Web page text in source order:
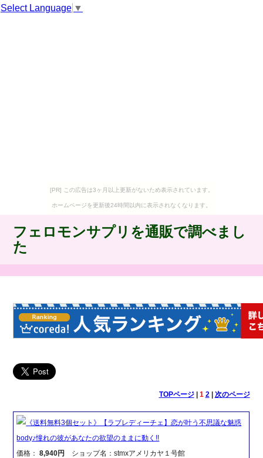
Select Language ▼
[PR] この広告は3ヶ月以上更新がないため表示されています。
ホームページを更新後24時間以内に表示されなくなります。
フェロモンサプリを通販で調べまし
た
TOPページ| 1 2| 次のページ
《送料無料3個セット》【ラブレディーチェ】恋が叶う不思議な魅惑
body♪憧れの彼があなたの欲望のままに動く!!
価格：8,940円 ショップ名：stmxアメリカヤ１号館